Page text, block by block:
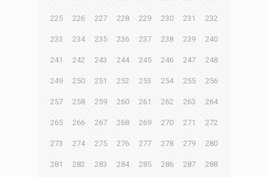
225 226 227 228 229 230 231 232
233 234 235 236 237 238 239 240
241 242 243 244 245 246 247 248
249 250 251 252 253 254 255 256
257 258 259 260 261 262 263 264
265 266 267 268 269 270 271 272
273 274 275 276 277 278 279 280
281 282 283 284 285 286 287 288